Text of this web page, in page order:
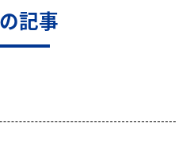
記事